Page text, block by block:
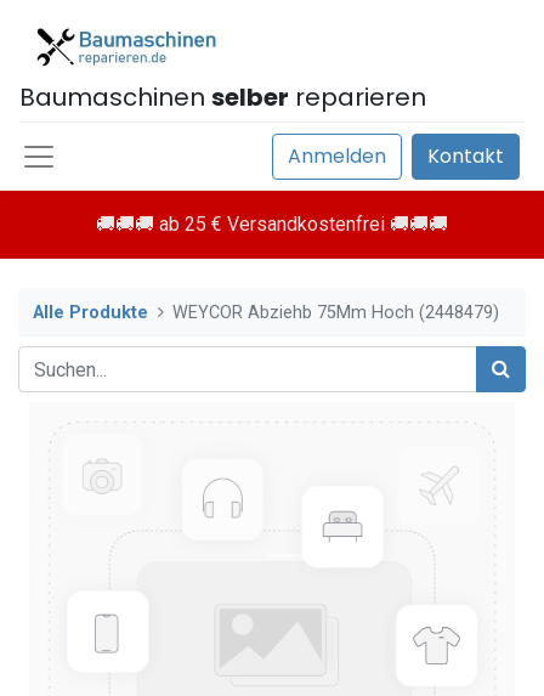
Baumaschinen selber reparieren
Anmelden Kontakt
🚚🚚🚚 ab 25 € Versandkostenfrei 🚚🚚🚚
Alle Produkte WEYCOR Abziehb 75Mm Hoch (2448479)